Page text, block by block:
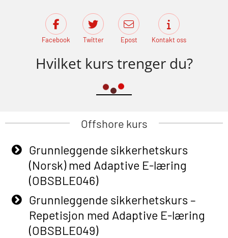
Facebook Twitter Epost Kontakt oss
Hvilket kurs trenger du?
Offshore kurs
Grunnleggende sikkerhetskurs
(Norsk) med Adaptive E-læring
(OBSBLE046)
Grunnleggende sikkerhetskurs –
Repetisjon med Adaptive E-læring
(OBSBLE049)